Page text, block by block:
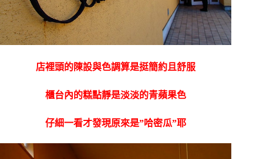
店裡頭的陳設與色調算是挺簡約且舒服
櫃台內的糕點靜是淡淡的青蘋果色
仔細一看才發現原來是”哈密瓜”耶